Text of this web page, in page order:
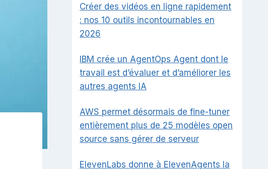
Créer des vidéos en ligne rapidement
: nos 10 outils incontournables en
2026
IBM crée un AgentOps Agent dont le
travail est d’évaluer et d’améliorer les
autres agents IA
AWS permet désormais de fine-tuner
entièrement plus de 25 modèles open
source sans gérer de serveur
ElevenLabs donne à ElevenAgents la